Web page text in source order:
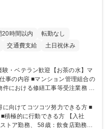
20時間以内
転勤なし
交通費支給 土日祝休み
における修繕工事等受注業務 ■
職者が多数活躍しています
ヴで平均約100万円/年（昨年度
円/月 ★親会社である株式会社合
質の高いサービスと適性価格を
向けてコツコツ努力できる方 ■
歳：飲食店勤務